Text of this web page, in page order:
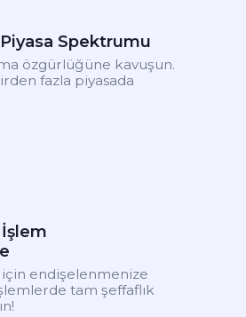
Spektrumu
özgürlüğüne kavuşun.
fazla piyasada
İşlem
endişelenmenize
tam şeffaflık